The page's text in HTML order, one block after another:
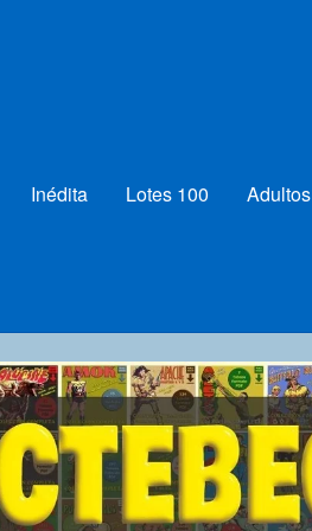
Inédita Lotes 100 Adultos